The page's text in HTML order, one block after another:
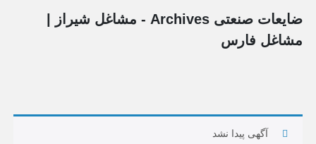
ضایعات صنعتی Archives - مشاغل شیراز |
مشاغل فارس
آگهی پیدا نشد